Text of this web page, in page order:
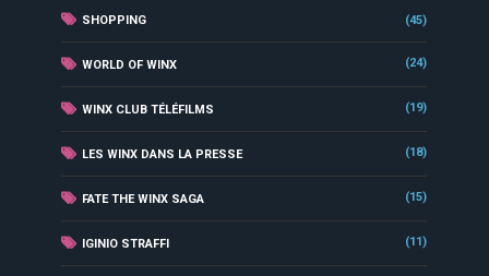
SHOPPING (45)
WORLD OF WINX (24)
WINX CLUB TÉLÉFILMS (19)
LES WINX DANS LA PRESSE (18)
FATE THE WINX SAGA (15)
IGINIO STRAFFI (11)